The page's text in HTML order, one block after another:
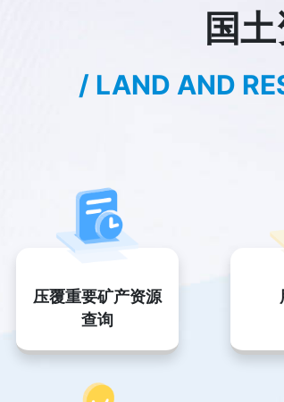
国
/ LAND AND
压覆重要矿产资源
查询